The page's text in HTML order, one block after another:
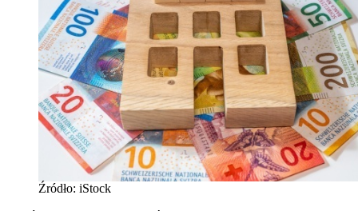
Źródło: iStock